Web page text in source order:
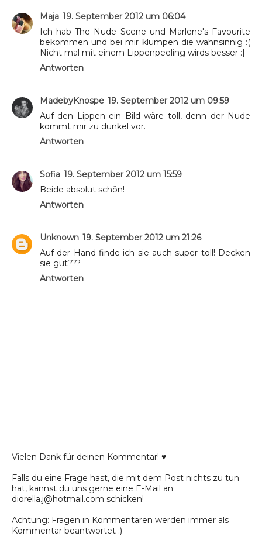
Maja 19. September 2012 um 06:04
Ich hab The Nude Scene und Marlene's Favourite
bekommen und bei mir klumpen die wahnsinnig :(
Nicht mal mit einem Lippenpeeling wirds besser :|
Antworten
MadebyKnospe 19. September 2012 um 09:59
Auf den Lippen ein Bild wäre toll, denn der Nude
kommt mir zu dunkel vor.
Antworten
Sofia 19. September 2012 um 15:59
Beide absolut schön!
Antworten
Unknown 19. September 2012 um 21:26
Auf der Hand finde ich sie auch super toll! Decken
sie gut???
Antworten
Vielen Dank für deinen Kommentar! ♥
Falls du eine Frage hast, die mit dem Post nichts zu tun
hat, kannst du uns gerne eine E-Mail an
diorella.j@hotmail.com schicken!
Achtung: Fragen in Kommentaren werden immer als
Kommentar beantwortet :)